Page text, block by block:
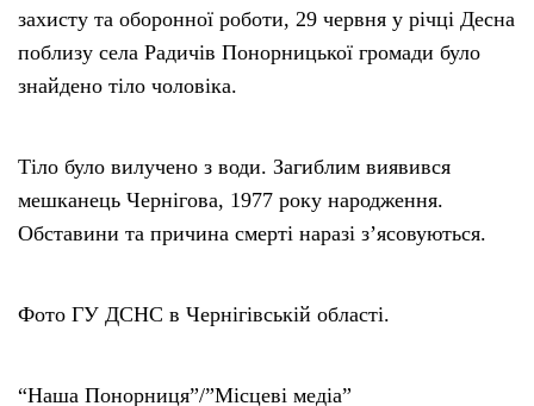
Тендери
Контакти
захисту та оборонної роботи, 29 червня у річці Десна
поблизу села Радичів Понорницької громади було
знайдено тіло чоловіка.
Тіло було вилучено з води. Загиблим виявився
мешканець Чернігова, 1977 року народження.
Обставини та причина смерті наразі з’ясовуються.
Фото ГУ ДСНС в Чернігівській області.
“Наша Понорниця”/”Місцеві медіа”